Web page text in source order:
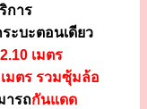
การ
ะบะตอนเดียว
2.10 เมตร
เมตร รวมซุ้มล้อ
ารถกันแดด